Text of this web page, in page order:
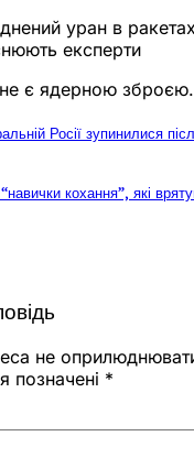
уран в
експерти
є ядерною зброєю.
Росії зупинилися
кохання”, які
не
позначені *